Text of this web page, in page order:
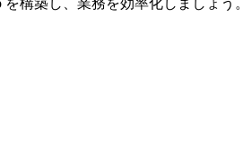
構築し、業務を効率化しましょう。